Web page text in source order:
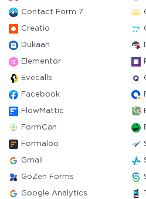
Contact Form 7
Creatio
Dukaan
Elementor
Evecalls
Facebook
FlowMattic
FormCan
Formaloo
Gmail
GoZen Forms
Google Analytics